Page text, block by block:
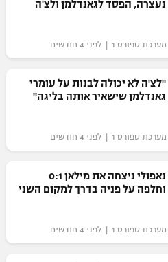
נעצרה, הפסד לגאנדלמן ולצ'ה
מערכת ספורט 1 | לפני 4 חודשים
"לצ'ה לא יכולה לבנות על עומרי
גאנדלמן שישאיר אותה בליגה"
מערכת ספורט 1 | לפני 4 חודשים
נאפולי ניצחה את מילאן 0:1
וחלפה על פניה בדרך למקום השני
מערכת ספורט 1 | לפני 4 חודשים